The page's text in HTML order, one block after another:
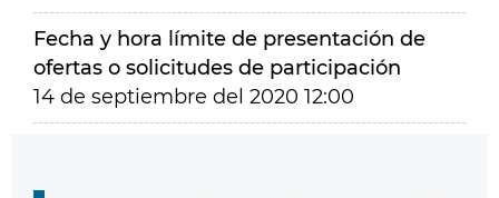
Fecha y hora límite de presentación de
ofertas o solicitudes de participación
14 de septiembre del 2020 12:00